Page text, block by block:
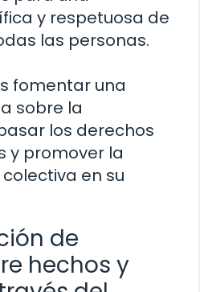
y respetuosa de
las personas.
fomentar una
sobre la
los derechos
y promover la
en su
de
hechos y